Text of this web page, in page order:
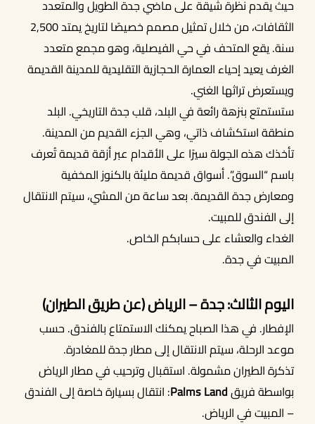
حيث يقدم نظرة شيقة على ماضي جدة الطويل والمتعدد
الثقافات، من خلال تمثيل مصمم خصيصًا لتاريخ يمتد 2,500
سنة. يقع المتحف في حي الفيصلية، وهو مجمع متعدد
الغرف يعيد إحياء العمارة الحجازية التقليدية للمدينة القديمة
ويستعرض تراثها الغني.
ستستمتع بنزهة رائعة في البلد، قلب جدة التاريخي. البلد
منطقة استكشاف ذاتي، وهي الجزء القديم من المدينة.
تأخذك هذه الجولة سيرًا على الأقدام عبر أزقة قديمة تُعرف
باسم “السوق”. أسواق قديمة مليئة بالكنوز المخفية
ومعارض جدة القديمة. بعد ساعة من المشي، سيتم الانتقال
إلى الفندق للمبيت.
الغداء والعشاء على حسابكم الخاص.
المبيت في جدة.
اليوم الثالث: جدة – الرياض (عن طريق الطيران)
الإفطار. في هذا الصباح يمكنك الاستمتاع بالفندق. حسب
موعد الرحلة، سيتم الانتقال إلى مطار جدة للمغادرة.
تذكرة الطيران مشمولة. استقبال وترحيب في مطار الرياض
بواسطة فريقPalms Land: انتقال بسيارة خاصة إلى الفندق
– المبيت في الرياض.